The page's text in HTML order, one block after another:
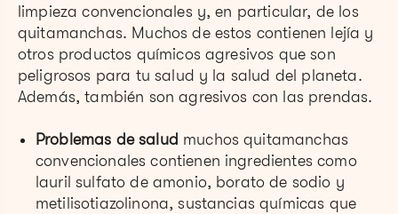
limpieza convencionales y, en particular, de los
quitamanchas. Muchos de estos contienen lejía y
otros productos químicos agresivos que son
peligrosos para tu salud y la salud del planeta.
Además, también son agresivos con las prendas.
Problemas de salud muchos quitamanchas
convencionales contienen ingredientes como
lauril sulfato de amonio, borato de sodio y
metilisotiazolinona, sustancias químicas que